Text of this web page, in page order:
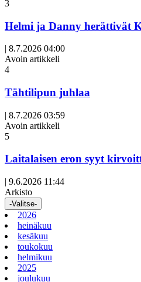
3
Helmi ja Danny herättivät
| 8.7.2026 04:00
Avoin artikkeli
4
Tähtilipun juhlaa
| 8.7.2026 03:59
Avoin artikkeli
5
Laitalaisen eron syyt
| 9.6.2026 11:44
Arkisto
-Valitse-
2026
heinäkuu
kesäkuu
toukokuu
helmikuu
2025
joulukuu